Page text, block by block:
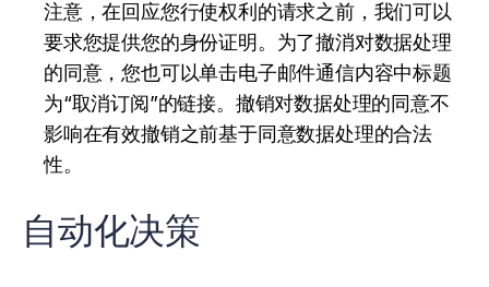
注意，在回应您行使权利的请求之前，我们可以
要求您提供您的身份证明。为了撤消对数据处理
的同意，您也可以单击电子邮件通信内容中标题
为“取消订阅”的链接。撤销对数据处理的同意不
影响在有效撤销之前基于同意数据处理的合法
性。
自动化决策